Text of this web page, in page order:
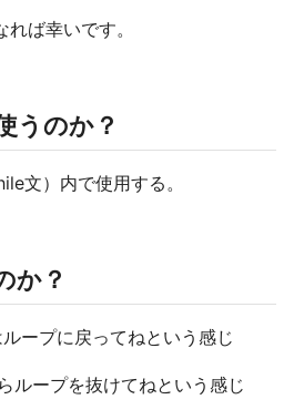
ば幸いです。
うのか？
文）内で使用する。
か？
ープに戻ってねという感じ
ループを抜けてねという感じ